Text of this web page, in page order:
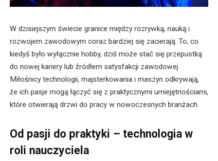
W dzisiejszym świecie granice między rozrywką, nauką i
rozwojem zawodowym coraz bardziej się zacierają. To, co
kiedyś było wyłącznie hobby, dziś może stać się przepustką
do nowej kariery lub źródłem satysfakcji zawodowej.
Miłośnicy technologii, majsterkowania i maszyn odkrywają,
że ich pasje mogą łączyć się z praktycznymi umiejętnościami,
które otwierają drzwi do pracy w nowoczesnych branżach.
Od pasji do praktyki – technologia w
roli nauczyciela